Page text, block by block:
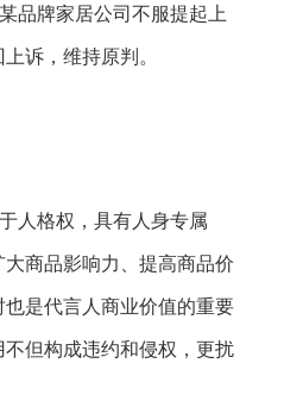
品牌家居公司不服提起上
诉，维持原判。
人格权，具有人身专属
商品影响力、提高商品价
是代言人商业价值的重要
但构成违约和侵权，更扰